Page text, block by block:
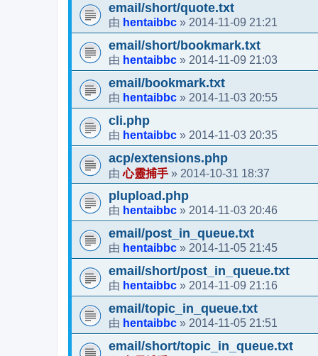
email/short/quote.txt
由 hentaibbc » 2014-11-09 21:21
email/short/bookmark.txt
由 hentaibbc » 2014-11-09 21:03
email/bookmark.txt
由 hentaibbc » 2014-11-03 20:55
cli.php
由 hentaibbc » 2014-11-03 20:35
acp/extensions.php
由心靈捕手 » 2014-10-31 18:37
plupload.php
由 hentaibbc » 2014-11-03 20:46
email/post_in_queue.txt
由 hentaibbc » 2014-11-05 21:45
email/short/post_in_queue.txt
由 hentaibbc » 2014-11-09 21:16
email/topic_in_queue.txt
由 hentaibbc » 2014-11-05 21:51
email/short/topic_in_queue.txt